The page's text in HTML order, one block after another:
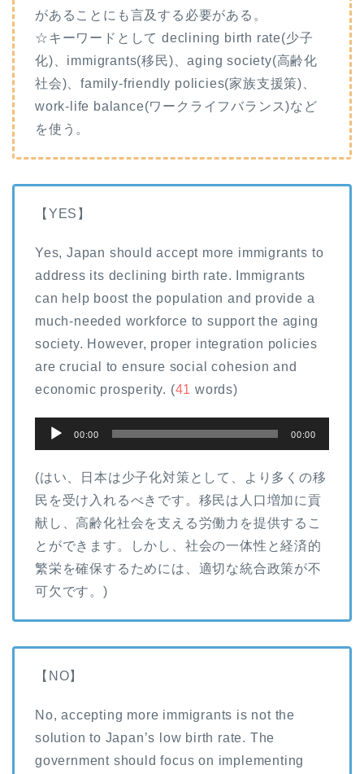
があることにも言及する必要がある。
☆キーワードとして declining birth rate(少子
化)、immigrants(移民)、aging society(高齢化
社会)、family-friendly policies(家族支援策)、
work-life balance(ワークライフバランス)など
を使う。
【YES】
Yes, Japan should accept more immigrants to
address its declining birth rate. Immigrants
can help boost the population and provide a
much-needed workforce to support the aging
society. However, proper integration policies
are crucial to ensure social cohesion and
economic prosperity. (41 words)
声
プ
レ
ー
ヤ
ー
00:00 00:00
(はい、日本は少子化対策として、より多くの移
民を受け入れるべきです。移民は人口増加に貢
献し、高齢化社会を支える労働力を提供するこ
とができます。しかし、社会の一体性と経済的
繁栄を確保するためには、適切な統合政策が不
可欠です。)
【NO】
No, accepting more immigrants is not the
solution to Japan’s low birth rate. The
government should focus on implementing